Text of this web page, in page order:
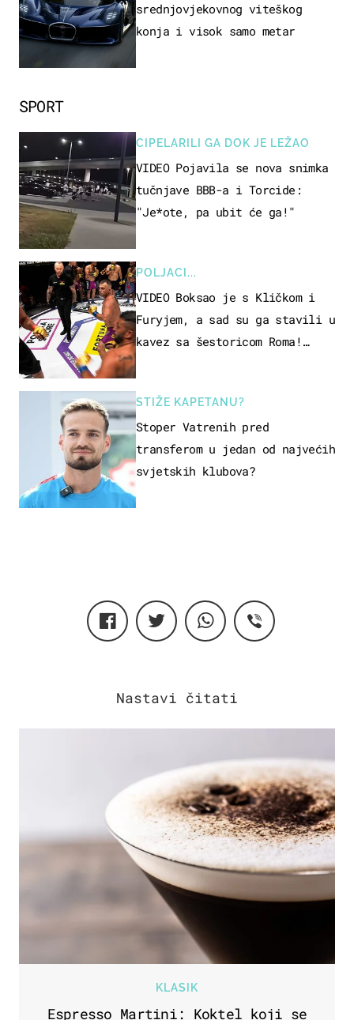
SPORT
CIPELARILI GA DOK JE LEŽAO
VIDEO Pojavila se nova snimka
tučnjave BBB-a i Torcide:
"Je*ote, pa ubit će ga!"
POLJACI...
VIDEO Boksao je s Kličkom i
Furyjem, a sad su ga stavili u
kavez sa šestoricom Roma!
STIŽE KAPETANU?
Stoper Vatrenih pred
transferom u jedan od najvećih
svjetskih klubova?
srednjovjekovnog viteškog
konja i visok samo metar
KLASIK
Espresso Martini: Koktel koji se